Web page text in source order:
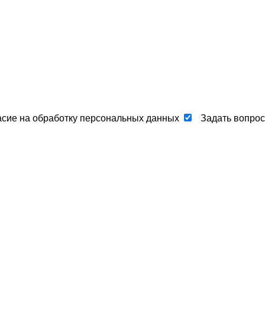
на обработку персональных данных
Задать вопрос